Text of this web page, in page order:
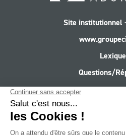
Site institutionnel
Lexique
Questions/
76 600 LE